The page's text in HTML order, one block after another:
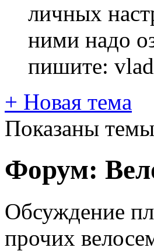
личных
ними надо
пишите:
+ Новая тема
Показаны
Форум:
Обсуждение
прочих